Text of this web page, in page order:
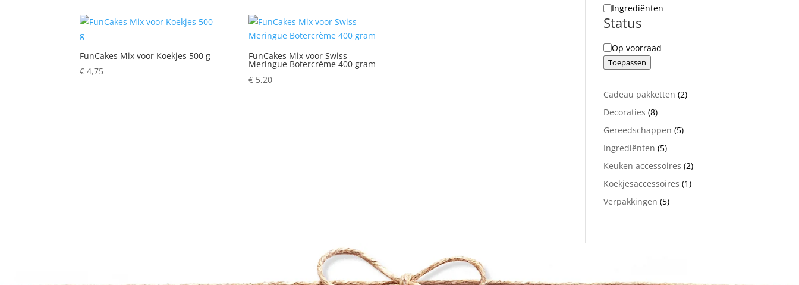
FunCakes Mix voor Koekjes 500 g
€ 4,75
FunCakes Mix voor Swiss
Meringue Botercrème 400 gram
€5,20
Categorie
Ingrediënten
Status
Status
Op voorraad
Toepassen
Cadeau pakketten 22
Decoraties 88
producten
Gereedschappen 55
Ingrediënten 55
producten
Keuken accessoires 22
producten
Koekjesaccessoires 11
Verpakkingen 55